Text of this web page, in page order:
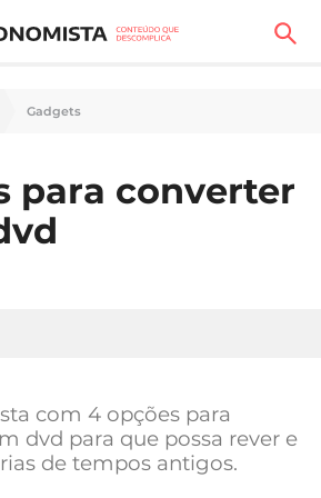
Gadgets
para converter
com 4 opções para
dvd para que possa rever e
de tempos antigos.